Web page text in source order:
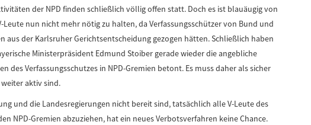
der NPD finden schließlich völlig offen statt. Doch es ist blauäugig von
Leute nun nicht mehr nötig zu halten, da Verfassungsschützer von Bund und
aus der Karlsruher Gerichtsentscheidung gezogen hätten. Schließlich haben
Ministerpräsident Edmund Stoiber gerade wieder die angebliche
des Verfassungsschutzes in NPD-Gremien betont. Es muss daher als sicher
weiter aktiv sind.
und die Landesregierungen nicht bereit sind, tatsächlich alle V-Leute des
NPD-Gremien abzuziehen, hat ein neues Verbotsverfahren keine Chance.